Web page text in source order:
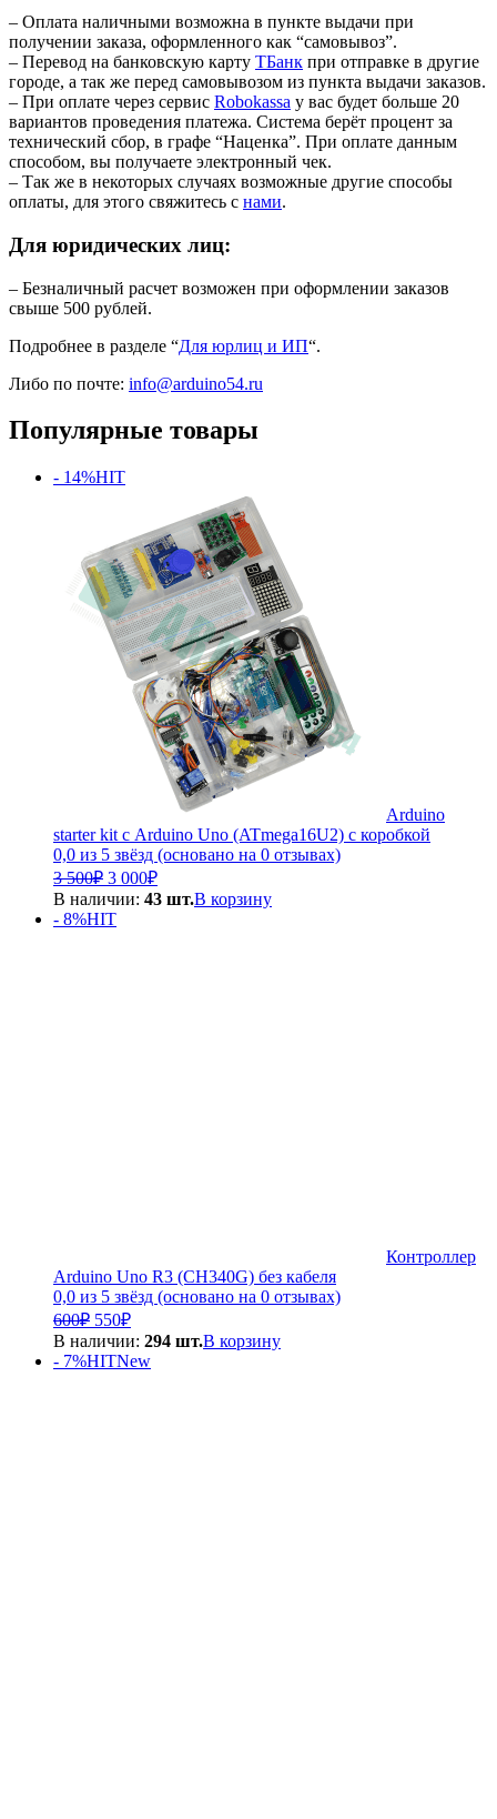
– Оплата наличными возможна в пункте выдачи при
получении заказа, оформленного как “самовывоз”.
– Перевод на банковскую карту TБанк при отправке в другие
городе, а так же перед самовывозом из пункта выдачи заказов.
– При оплате через сервис Robokassa у вас будет больше 20
вариантов проведения платежа. Система берёт процент за
технический сбор, в графе “Наценка”. При оплате данным
способом, вы получаете электронный чек.
– Так же в некоторых случаях возможные другие способы
оплаты, для этого свяжитесь с нами.
Для юридических лиц:
– Безналичный расчет возможен при оформлении заказов
свыше 500 рублей.
Подробнее в разделе “Для юрлиц и ИП“.
Либо по почте: info@arduino54.ru
Популярные товары
- 14%HIT
Arduino
starter kit с Arduino Uno (ATmega16U2) с коробкой
0,0 из 5 звёзд (основано на 0 отзывах)
3 500₽ Первоначальная
цена
составляла
3
3 000₽Текущая
цена:
В наличии: 43 шт.В корзину
- 8%HIT
Контроллер
Arduino Uno R3 (CH340G) без кабеля
0,0 из 5 звёзд (основано на 0 отзывах)
600₽ Первоначальная
цена
составляла
550₽Текущая
цена:
550₽.
В наличии: 294 шт.В корзину
- 7%HITNew